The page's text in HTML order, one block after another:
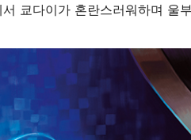
쿄다이가 혼란스러워하며 울